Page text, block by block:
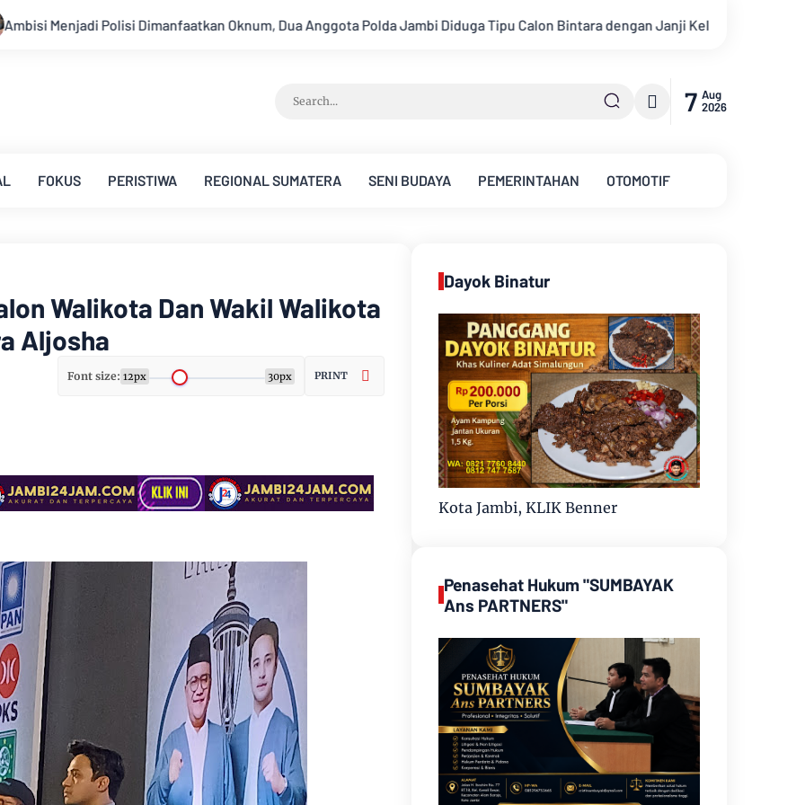
Dua Anggota Polda Jambi Diduga Tipu Calon Bintara dengan Janji Kelulusan Konsisten Alirkan Kepedulian, Sinsen
7 Aug
2026
FOKUS PERISTIWA REGIONAL SUMATERA SENI BUDAYA PEMERINTAHAN OTOMOTIF
Walikota Dan Wakil Walikota
Aljosha
Font size: 12px 30px PRINT
Dayok Binatur
Kota Jambi, KLIK Benner
Penasehat Hukum "SUMBAYAK
Ans PARTNERS"